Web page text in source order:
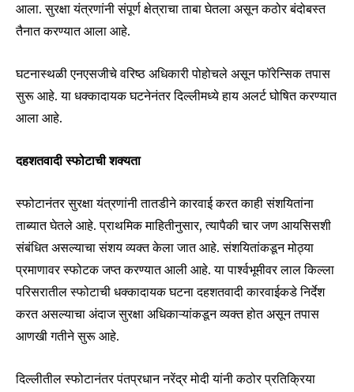
Join our community of
conversation.
or click the subscribe button below. Don't worry, we respect
your privacy and won't spam your inbox. Your information is
safe with us.
I've read and accept thePrivacy Policy.
आला. सुरक्षा यंत्रणांनी संपूर्ण क्षेत्राचा ताबा घेतला असून कठोर बंदोबस्त
तैनात करण्यात आला आहे.
घटनास्थळी एनएसजीचे वरिष्ठ अधिकारी पोहोचले असून फॉरेन्सिक तपास
सुरू आहे. या धक्कादायक घटनेनंतर दिल्लीमध्ये हाय अलर्ट घोषित करण्यात
आला आहे.
दहशतवादी स्फोटाची शक्यता
स्फोटानंतर सुरक्षा यंत्रणांनी तातडीने कारवाई करत काही संशयितांना
ताब्यात घेतले आहे. प्राथमिक माहितीनुसार, त्यापैकी चार जण आयसिसशी
संबंधित असल्याचा संशय व्यक्त केला जात आहे. संशयितांकडून मोठ्या
प्रमाणावर स्फोटक जप्त करण्यात आली आहे. या पार्श्वभूमीवर लाल किल्ला
परिसरातील स्फोटाची धक्कादायक घटना दहशतवादी कारवाईकडे निर्देश
करत असल्याचा अंदाज सुरक्षा अधिकाऱ्यांकडून व्यक्त होत असून तपास
आणखी गतीने सुरू आहे.
दिल्लीतील स्फोटानंतर पंतप्रधान नरेंद्र मोदी यांनी कठोर प्रतिक्रिया